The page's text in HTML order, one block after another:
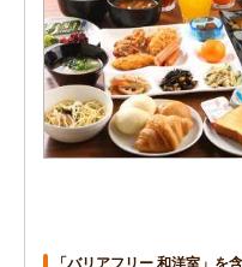
「バリアフリー 和洋室」を